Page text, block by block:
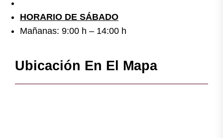
HORARIO DE SÁBADO
Mañanas: 9:00 h – 14:00 h
Ubicación En El Mapa